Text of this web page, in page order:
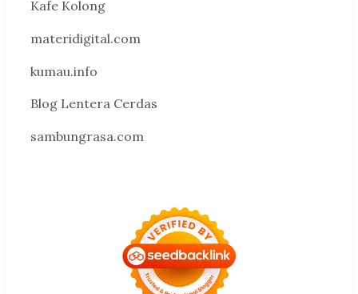
Kafe Kolong
materidigital.com
kumau.info
Blog Lentera Cerdas
sambungrasa.com